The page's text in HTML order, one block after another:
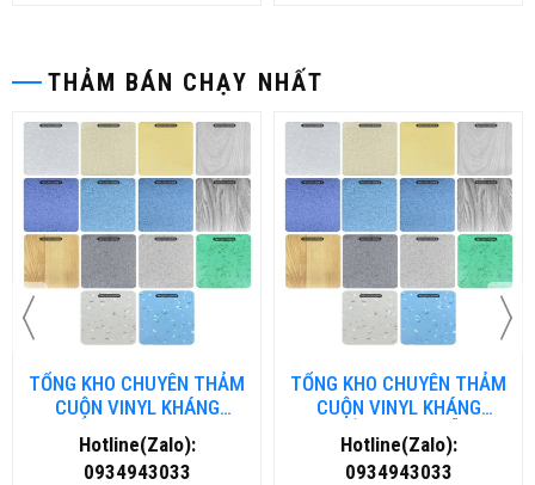
THẢM BÁN CHẠY NHẤT
TỔNG KHO CHUYÊN THẢM
CUỘN VINYL KHÁNG
KHUẨN TẠI NHA TRANG
Hotline(Zalo):
0934943033
TỔNG KHO CHUYÊN THẢM
CUỘN VINYL KHÁNG
KHUẨN TẠI ĐÀ NẴNG
Hotline(Zalo):
0934943033